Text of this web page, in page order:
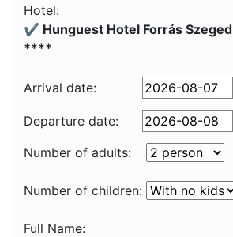
Hotel:
✔️ Hunguest Hotel Forrás Szeged
****
Arrival date:
Departure date:
Number of adults:
Number of children:
Full Name: